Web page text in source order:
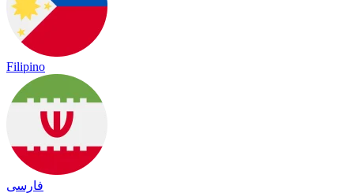
Filipino
فارسی